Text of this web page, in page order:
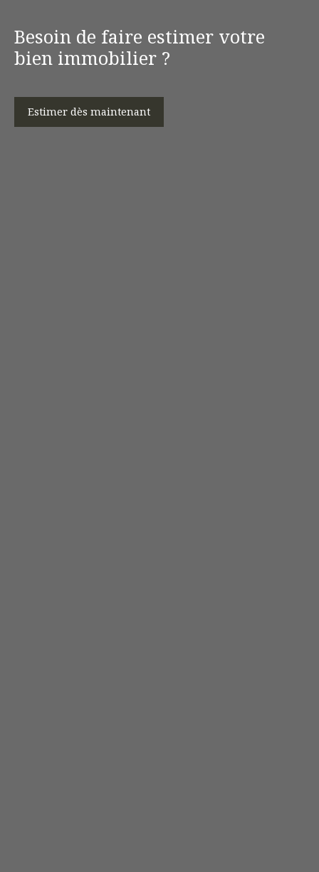
Besoin de faire estimer votre
bien immobilier ?
Estimer dès maintenant